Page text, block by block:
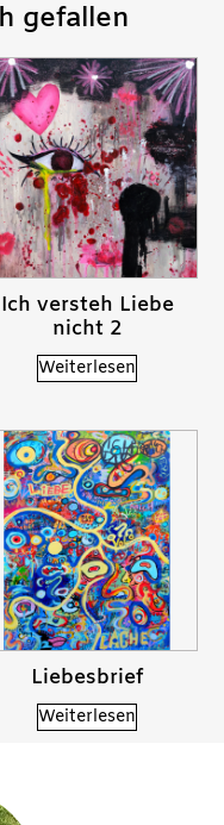
gefallen
Ich versteh Liebe
nicht 2
Weiterlesen
Liebesbrief
Weiterlesen